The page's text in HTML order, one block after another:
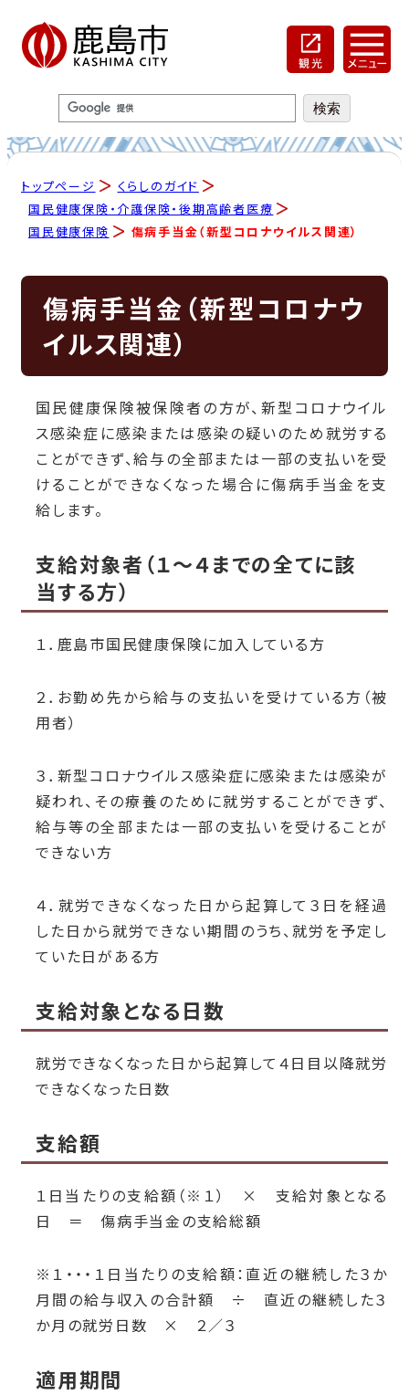
トップページ
くらしのガイド
国民健康保険・介護保険・後期高齢者医療
国民健康保険
傷病手当金（新型コロナウイルス関連）
傷病手当金（新型コロナウ
イルス関連）
国民健康保険被保険者の方が、新型コロナウイル
ス感染症に感染または感染の疑いのため就労する
ことができず、給与の全部または一部の支払いを受
けることができなくなった場合に傷病手当金を支
給します。
支給対象者（１～４までの全てに該
当する方）
１．鹿島市国民健康保険に加入している方
２．お勤め先から給与の支払いを受けている方（被
用者）
３．新型コロナウイルス感染症に感染または感染が
疑われ、その療養のために就労することができず、
給与等の全部または一部の支払いを受けることが
できない方
４．就労できなくなった日から起算して３日を経過
した日から就労できない期間のうち、就労を予定し
ていた日がある方
支給対象となる日数
就労できなくなった日から起算して４日目以降就労
できなくなった日数
支給額
１日当たりの支給額（※１） × 支給対象となる
日 ＝ 傷病手当金の支給総額
※１・・・１日当たりの支給額：直近の継続した３か
月間の給与収入の合計額 ÷ 直近の継続した３
か月の就労日数 × ２／３
適用期間